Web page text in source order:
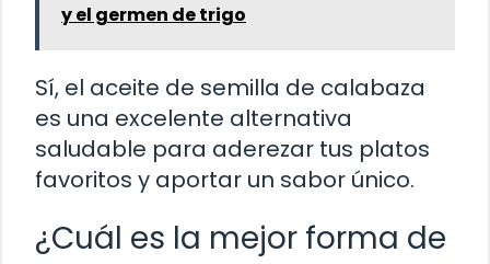
y el germen de trigo
Sí, el aceite de semilla de calabaza
es una excelente alternativa
saludable para aderezar tus platos
favoritos y aportar un sabor único.
¿Cuál es la mejor forma de